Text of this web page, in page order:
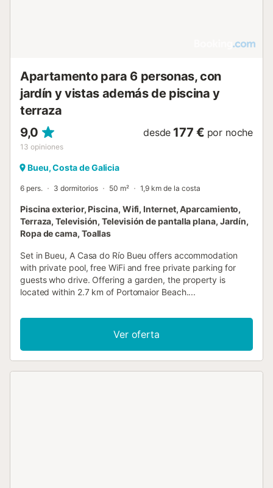
Apartamento para 6 personas, con
jardín y vistas además de piscina y
terraza
9,0
13 opiniones
desde 177 € por noche
Bueu, Costa de Galicia
6 pers. 3 dormitorios 50 m² 1,9 km de la costa
Piscina exterior, Piscina, Wifi, Internet, Aparcamiento,
Terraza, Televisión, Televisión de pantalla plana, Jardín,
Ropa de cama, Toallas
Set in Bueu, A Casa do Río Bueu offers accommodation
with private pool, free WiFi and free private parking for
guests who drive. Offering a garden, the property is
located within 2.7 km of Portomaior Beach....
Ver oferta